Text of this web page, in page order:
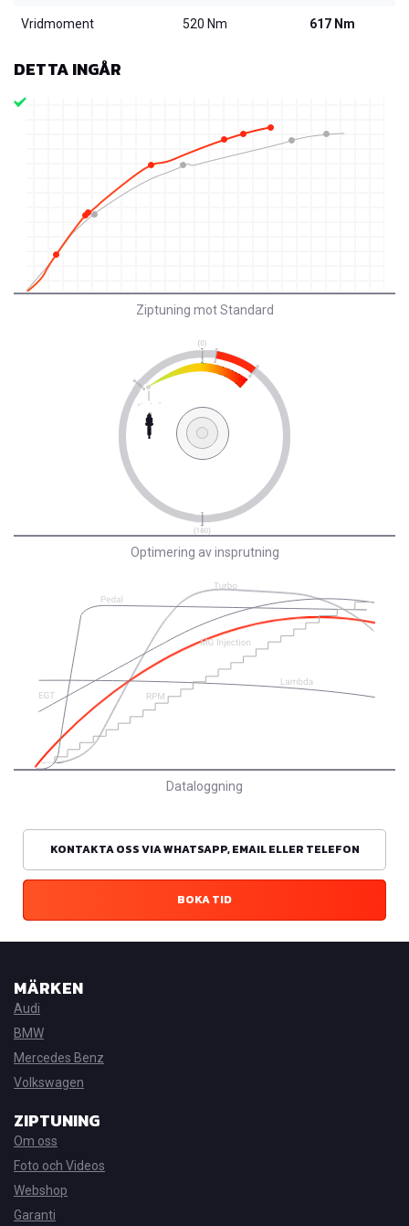
Vridmoment 520 Nm 617 Nm
DETTA INGÅR
Ziptuning mot Standard
Optimering av insprutning
Dataloggning
KONTAKTA OSS VIA WHATSAPP, EMAIL ELLER TELEFON
BOKA TID
MÄRKEN
Audi
BMW
Mercedes Benz
Volkswagen
ZIPTUNING
Om oss
Foto och Videos
Webshop
Garanti